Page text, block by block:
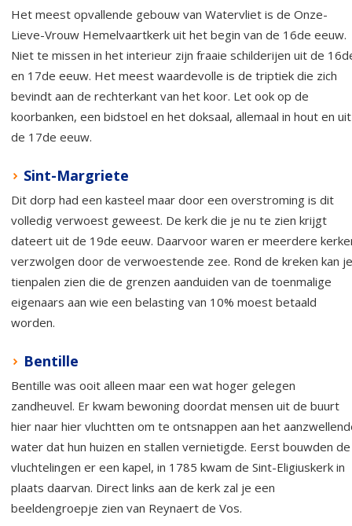
Het meest opvallende gebouw van Watervliet is de Onze-
Lieve-Vrouw Hemelvaartkerk uit het begin van de 16de eeuw.
Niet te missen in het interieur zijn fraaie schilderijen uit de
en 17de eeuw. Het meest waardevolle is de triptiek die zich
bevindt aan de rechterkant van het koor. Let ook op de
koorbanken, een bidstoel en het doksaal, allemaal in hout en uit
de 17de eeuw.
Sint-Margriete
Dit dorp had een kasteel maar door een overstroming is dit
volledig verwoest geweest. De kerk die je nu te zien krijgt
dateert uit de 19de eeuw. Daarvoor waren er meerdere
verzwolgen door de verwoestende zee. Rond de kreken kan je
tienpalen zien die de grenzen aanduiden van de toenmalige
eigenaars aan wie een belasting van 10% moest betaald
worden.
Bentille
Bentille was ooit alleen maar een wat hoger gelegen
zandheuvel. Er kwam bewoning doordat mensen uit de buurt
hier naar hier vluchtten om te ontsnappen aan het
water dat hun huizen en stallen vernietigde. Eerst bouwden de
vluchtelingen er een kapel, in 1785 kwam de Sint-Eligiuskerk in
plaats daarvan. Direct links aan de kerk zal je een
beeldengroepje zien van Reynaert de Vos.